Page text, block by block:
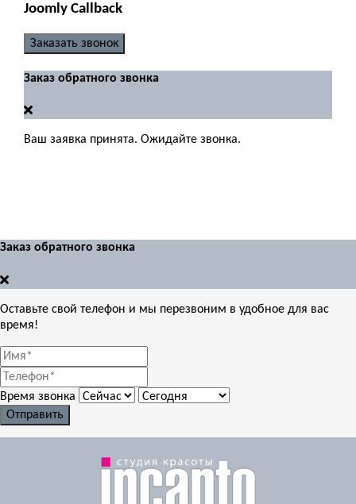
Joomly Callback
Заказать звонок
Заказ обратного звонка
Ваш заявка принята. Ожидайте звонка.
Заказ обратного звонка
Оставьте свой телефон и мы перезвоним в удобное для вас
время!
Время звонка
Отправить